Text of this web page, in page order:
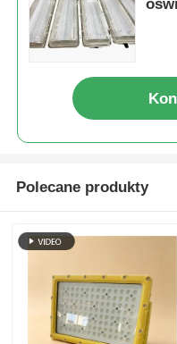
Polecane produkty